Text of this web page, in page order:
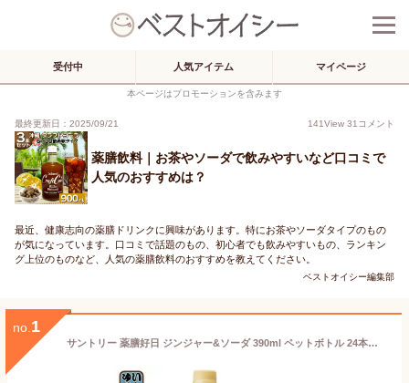
受付中 人気アイテム マイページ
本ページはプロモーションを含みます
最終更新日：2025/09/21 141View 31 コメント
薬膳飲料｜お茶やソーダで飲みやすいなど口コミで
人気のおすすめは？
最近、健康志向の薬膳ドリンクに興味があります。特にお茶やソーダタイプのもの
が気になっています。口コミで話題のもの、初心者でも飲みやすいもの、ランキン
グ上位のものなど、人気の薬膳飲料のおすすめを教えてください。
ベストオイシー編集部
no. 1
サントリー 薬膳好日 ジンジャー&ソーダ 390ml ペットボトル 24本入 炭酸飲料 薬膳炭酸 ショウガ